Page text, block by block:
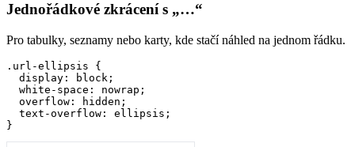
Jednořádkové zkrácení s „…“
Pro tabulky, seznamy nebo karty, kde stačí náhled na jednom řádku.
.url-ellipsis {
  display: block;
  white-space: nowrap;
  overflow: hidden;
  text-overflow: ellipsis;